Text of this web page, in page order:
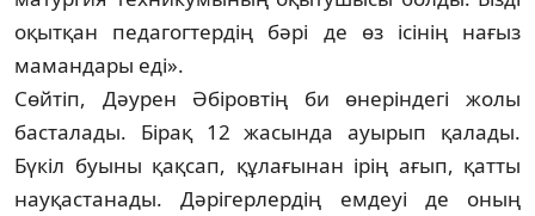
оқытқан педагогтердің бәрі де өз ісінің нағыз
мамандары еді».
Сөйтіп, Дәурен Әбіровтің би өнерін­дегі жолы
басталады. Бірақ 12 жа­сын­­да ауырып қалады.
Бүкіл буыны қақсап, құла­ғынан ірің ағып, қатты
науқастанады. Дәрігерлердің емдеуі де оның